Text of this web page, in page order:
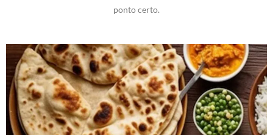
ponto certo.